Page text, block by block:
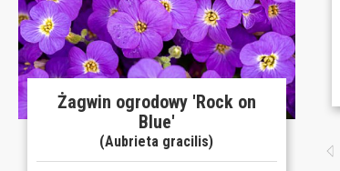
Żagwin ogrodowy 'Rock on
Blue'
(Aubrieta gracilis)